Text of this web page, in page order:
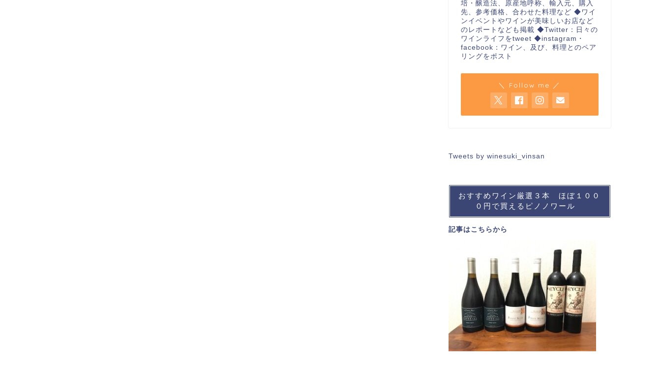
培・醸造法、原産地呼称、輸入元、購入
先、参考価格、合わせた料理など ◆ワイ
ンイベントやワインが美味しいお店など
のレポートなども掲載 ◆Twitter：日々の
ワインライフをtweet ◆instagram・
facebook：ワイン、及び、料理とのペア
リングをポスト
＼ Follow me ／
Tweets by winesuki_vinsan
おすすめワイン厳選３本 ほぼ１００
０円で買えるピノノワール
記事はこちらから